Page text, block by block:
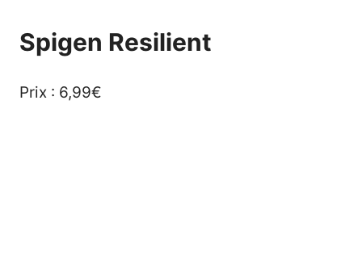
Spigen Resilient
Prix : 6,99€